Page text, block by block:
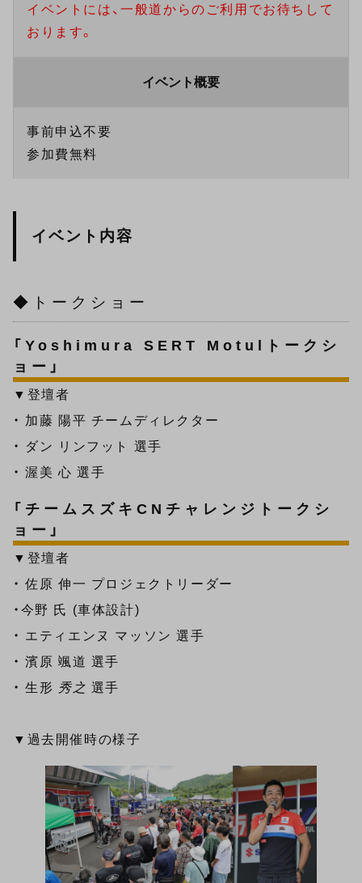
イベントには、一般道からのご利用でお待ちして
おります。
イベント概要
事前申込不要
参加費無料
イベント内容
◆トークショー
「Yoshimura SERT Motulトークシ
ョー」
▼登壇者
・ 加藤 陽平 チームディレクター
・ ダン リンフット 選手
・ 渥美 心 選手
「チームスズキCNチャレンジトークシ
ョー」
▼登壇者
・ 佐原 伸一 プロジェクトリーダー
・今野 氏 (車体設計)
・ エティエンヌ マッソン 選手
・ 濱原 颯道 選手
・ 生形 秀之 選手
▼過去開催時の様子